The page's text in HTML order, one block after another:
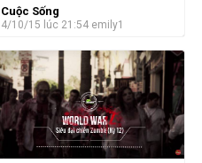
Cuộc Sống
4/10/15 lúc 21:54 emily1